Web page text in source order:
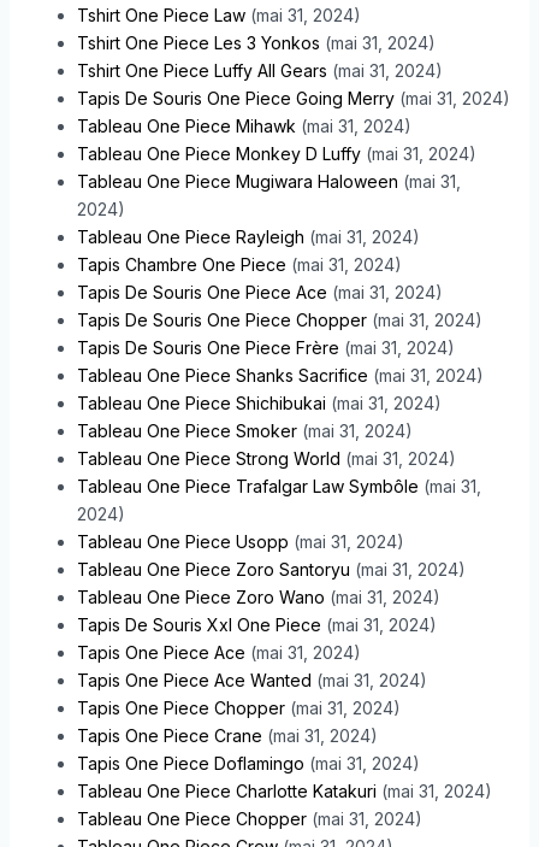
Tshirt One Piece Law (mai 31, 2024)
Tshirt One Piece Les 3 Yonkos (mai 31, 2024)
Tshirt One Piece Luffy All Gears (mai 31, 2024)
Tapis De Souris One Piece Going Merry (mai 31, 2024)
Tableau One Piece Mihawk (mai 31, 2024)
Tableau One Piece Monkey D Luffy (mai 31, 2024)
Tableau One Piece Mugiwara Haloween (mai 31,
2024)
Tableau One Piece Rayleigh (mai 31, 2024)
Tapis Chambre One Piece (mai 31, 2024)
Tapis De Souris One Piece Ace (mai 31, 2024)
Tapis De Souris One Piece Chopper (mai 31, 2024)
Tapis De Souris One Piece Frère (mai 31, 2024)
Tableau One Piece Shanks Sacrifice (mai 31, 2024)
Tableau One Piece Shichibukai (mai 31, 2024)
Tableau One Piece Smoker (mai 31, 2024)
Tableau One Piece Strong World (mai 31, 2024)
Tableau One Piece Trafalgar Law Symbôle (mai 31,
2024)
Tableau One Piece Usopp (mai 31, 2024)
Tableau One Piece Zoro Santoryu (mai 31, 2024)
Tableau One Piece Zoro Wano (mai 31, 2024)
Tapis De Souris Xxl One Piece (mai 31, 2024)
Tapis One Piece Ace (mai 31, 2024)
Tapis One Piece Ace Wanted (mai 31, 2024)
Tapis One Piece Chopper (mai 31, 2024)
Tapis One Piece Crane (mai 31, 2024)
Tapis One Piece Doflamingo (mai 31, 2024)
Tableau One Piece Charlotte Katakuri (mai 31, 2024)
Tableau One Piece Chopper (mai 31, 2024)